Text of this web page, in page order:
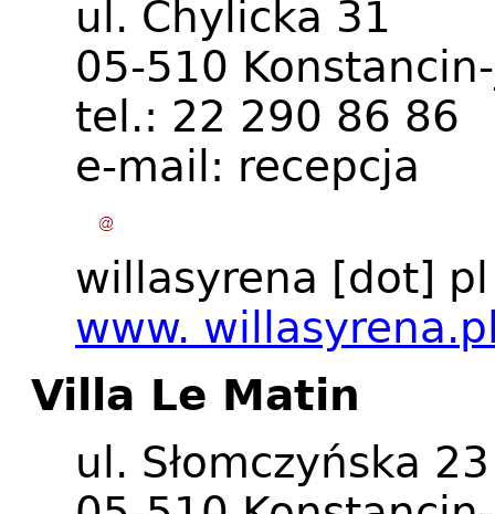
ul. Chylicka 31
05-510
tel.: 22 290 86 86
e-mail: recepcja
willasyrena [dot] pl
www.
Villa Le Matin
ul. Słomczyńska 23